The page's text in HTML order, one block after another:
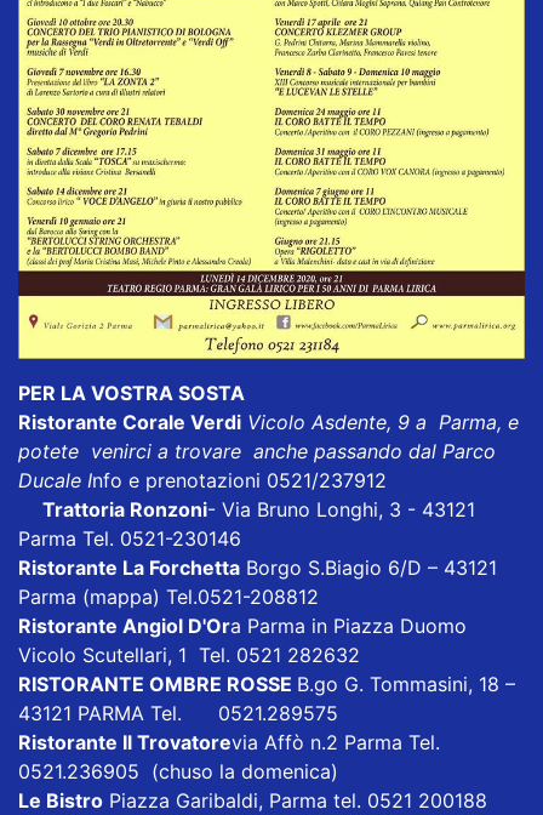
PER LA VOSTRA SOSTA
Ristorante Corale Verdi Vicolo Asdente, 9 a Parma, e
potete venirci a trovare anche passando dal Parco
Ducale Info e prenotazioni 0521/237912
Trattoria Ronzoni- Via Bruno Longhi, 3 - 43121
Parma Tel. 0521-230146
Ristorante La Forchetta Borgo S.Biagio 6/D – 43121
Parma (mappa) Tel.0521-208812
Ristorante Angiol D'Ora Parma in Piazza Duomo
Vicolo Scutellari, 1 Tel. 0521 282632
RISTORANTE OMBRE ROSSE B.go G. Tommasini, 18 –
43121 PARMA Tel. 0521.289575
Ristorante Il Trovatorevia Affò n.2 Parma Tel.
0521.236905 (chuso la domenica)
Le Bistro Piazza Garibaldi, Parma tel. 0521 200188